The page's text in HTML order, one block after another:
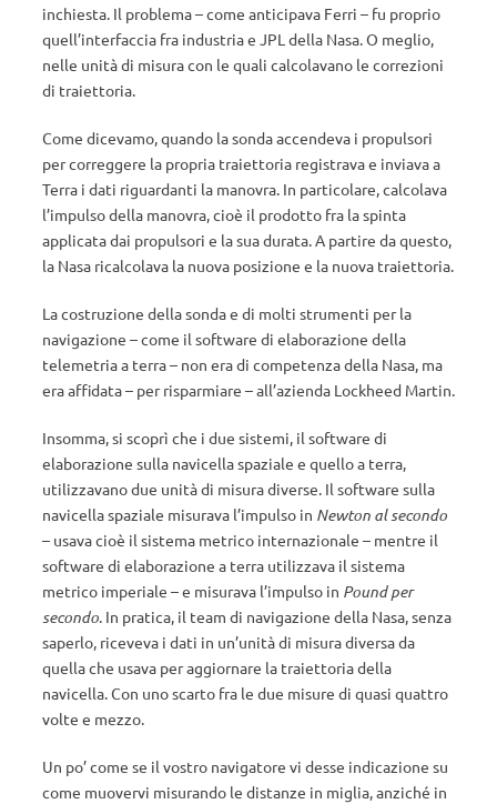
inchiesta. Il problema – come anticipava Ferri ­– fu proprio
quell’interfaccia fra industria e JPL della Nasa. O meglio,
nelle unità di misura con le quali calcolavano le correzioni
di traiettoria.
Come dicevamo, quando la sonda accendeva i propulsori
per correggere la propria traiettoria registrava e inviava a
Terra i dati riguardanti la manovra. In particolare, calcolava
l’impulso della manovra, cioè il prodotto fra la spinta
applicata dai propulsori e la sua durata. A partire da questo,
la Nasa ricalcolava la nuova posizione e la nuova traiettoria.
La costruzione della sonda e di molti strumenti per la
navigazione – come il software di elaborazione della
telemetria a terra – non era di competenza della Nasa, ma
era affidata – per risparmiare – all’azienda Lockheed Martin.
Insomma, si scoprì che i due sistemi, il software di
elaborazione sulla navicella spaziale e quello a terra,
utilizzavano due unità di misura diverse. Il software sulla
navicella spaziale misurava l’impulso in Newton al secondo
– usava cioè il sistema metrico internazionale – mentre il
software di elaborazione a terra utilizzava il sistema
metrico imperiale – e misurava l’impulso in Pound per
secondo. In pratica, il team di navigazione della Nasa, senza
saperlo, riceveva i dati in un’unità di misura diversa da
quella che usava per aggiornare la traiettoria della
navicella. Con uno scarto fra le due misure di quasi quattro
volte e mezzo.
Un po’ come se il vostro navigatore vi desse indicazione su
come muovervi misurando le distanze in miglia, anziché in